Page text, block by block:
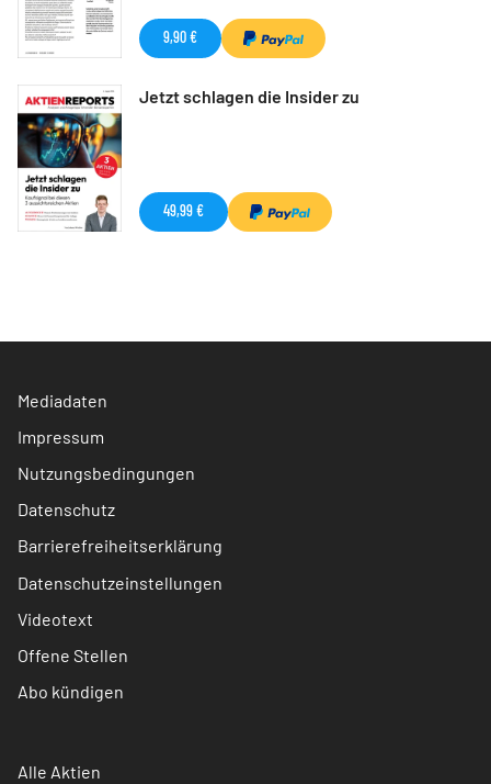
9,90 €
Jetzt schlagen die Insider zu
49,99 €
Mediadaten
Impressum
Nutzungsbedingungen
Datenschutz
Barrierefreiheitserklärung
Datenschutzeinstellungen
Videotext
Offene Stellen
Abo kündigen
Alle Aktien